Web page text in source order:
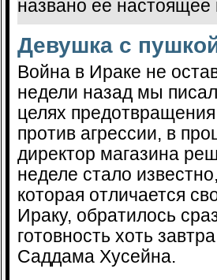
названо ее настоящее
Девушка с
Война в Ираке не
недели назад мы
целях
против агрессии, в
директор магазина
неделе стало
которая отличается
Ираку, обратилось
готовность хоть
Саддама Хусейна.